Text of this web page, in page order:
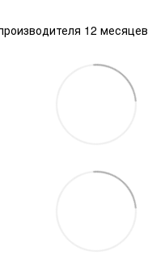
12 месяцев